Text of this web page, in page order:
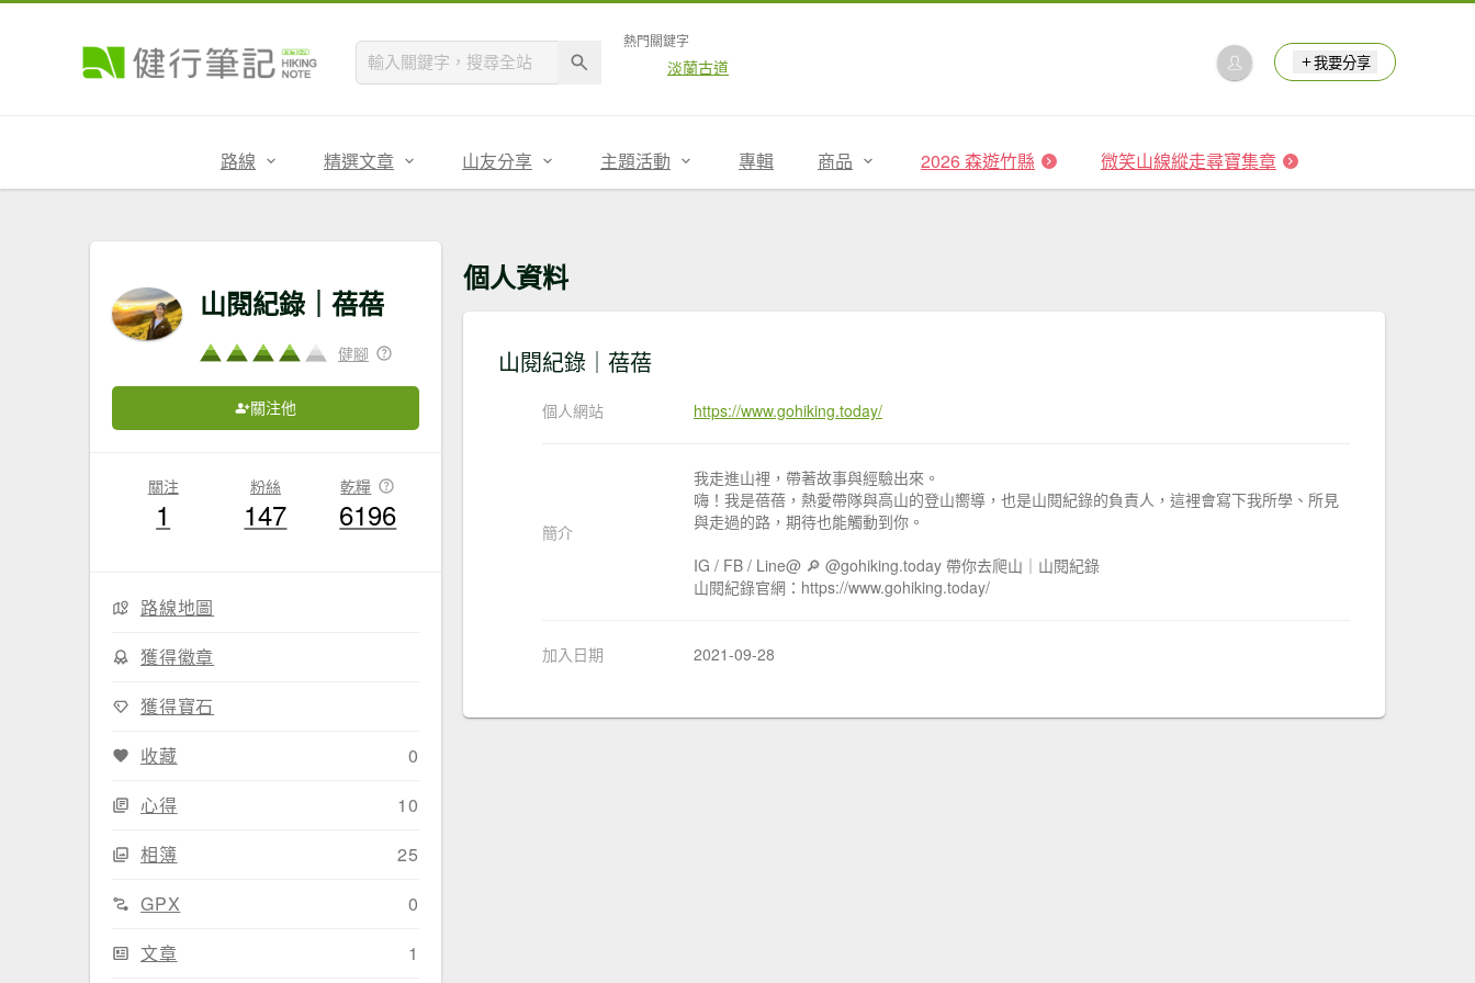
熱門關鍵字
淡蘭古道 我要分享
路線 精選文章 山友分享 主題活動 專輯 商品 2026 森遊竹縣 微笑山線縱走尋寶集章
山閱紀錄｜蓓蓓
健腳
關注他
關注
1
粉絲
147
乾糧
6196
路線地圖
獲得徽章
獲得寶石
收藏
0
心得
10
相簿
25
GPX
0
文章
1
個人資料
山閱紀錄｜蓓蓓
個人網站 https://www.gohiking.today/
簡介
我走進山裡，帶著故事與經驗出來。
嗨！我是蓓蓓，熱愛帶隊與高山的登山嚮導，也是山閱紀錄的負責人，這裡會寫下我所學、所見
與走過的路，期待也能觸動到你。
IG / FB / Line@ 🔎 @gohiking.today 帶你去爬山｜山閱紀錄
山閱紀錄官網：https://www.gohiking.today/
加入日期 2021-09-28